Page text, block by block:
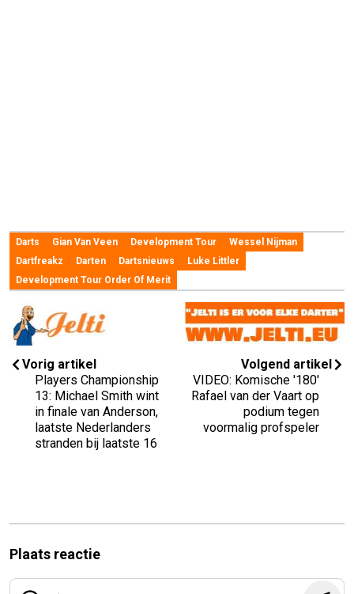
Darts Gian Van Veen Development Tour
Wessel Nijman
Dartfreakz
Darten Dartsnieuws
Luke Littler
Development Tour Order Of Merit
Vorig artikel
Players Championship
13: Michael Smith wint
in finale van Anderson,
laatste Nederlanders
stranden bij laatste 16
Volgend artikel
VIDEO: Komische '180'
Rafael van der Vaart op
podium tegen
voormalig profspeler
Plaats reactie